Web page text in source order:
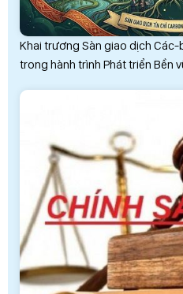
Khai trương Sàn giao dịch
trong hành trình Phát triển Bền